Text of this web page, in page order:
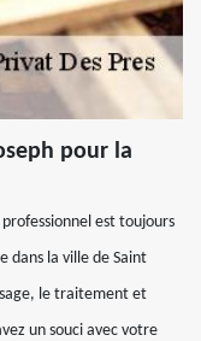
pour la
est toujours
dans la ville de Saint
le traitement et
un souci avec votre